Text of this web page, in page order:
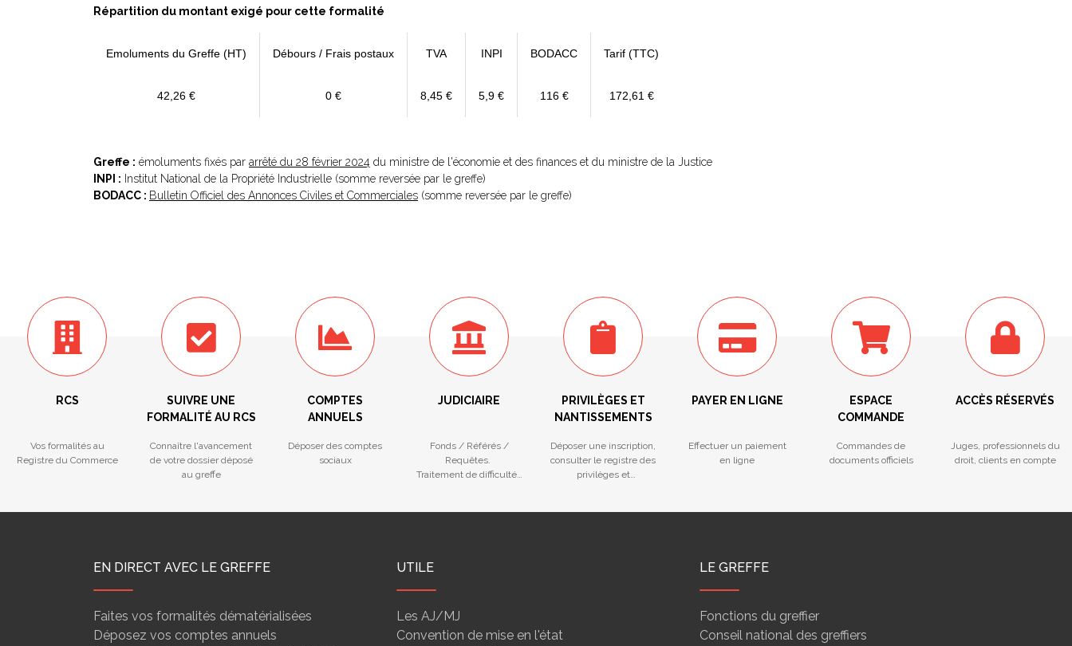
Répartition du montant exigé pour cette formalité
Emoluments du Greffe (HT) Débours / Frais postaux TVA INPI BODACC Tarif (TTC)
42,26 € 0 € 8,45 € 5,9 € 116 € 172,61 €
Greffe : émoluments fixés par arrêté du 28 février 2024 du ministre de l'économie et des finances et du ministre de la Justice
INPI : Institut National de la Propriété Industrielle (somme reversée par le greffe)
BODACC : Bulletin Officiel des Annonces Civiles et Commerciales (somme reversée par le greffe)
RCS
Vos formalités au
Registre du Commerce
SUIVRE UNE
FORMALITÉ AU RCS
Connaître l'avancement
de votre dossier déposé
au greffe
COMPTES
ANNUELS
Déposer des comptes
sociaux
JUDICIAIRE
Fonds / Référés /
Requêtes.
Traitement de difficultés
PRIVILÈGES ET
NANTISSEMENTS
Déposer une inscription,
consulter le registre des
privilèges et
PAYER EN LIGNE
Effectuer un paiement
en ligne
ESPACE
COMMANDE
Commandes de
documents officiels
ACCÈS RÉSERVÉS
Juges, professionnels du
droit, clients en compte
EN DIRECT AVEC LE GREFFE
Faites vos formalités dématérialisées
Déposez vos comptes annuels
UTILE
Les AJ/MJ
Convention de mise en l'état
LE GREFFE
Fonctions du greffier
Conseil national des greffiers